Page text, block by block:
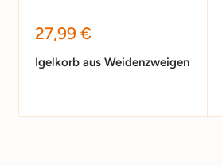
Sonderpreis
27,99 €
Igelkorb aus Weidenzweigen